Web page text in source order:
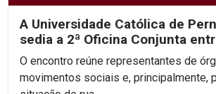
A Universidade Católica de
sedia a 2ª Oficina Conjunta
Ministério Público, a...
O encontro reúne representantes de
movimentos sociais e, principalmente,